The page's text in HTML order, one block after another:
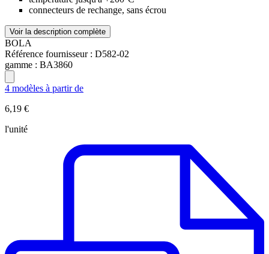
connecteurs de rechange, sans écrou
Voir la description complète
BOLA
Référence fournisseur : D582-02
gamme : BA3860
4 modèles à partir de
6,19 €
l'unité